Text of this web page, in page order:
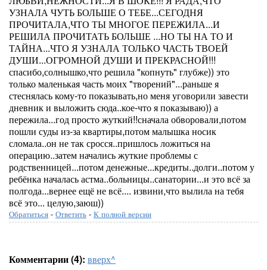
УЗНАЛА ЧУТЬ БОЛЬШЕ О ТЕБЕ...СЕГОДНЯ
ПРОЧИТАЛА,ЧТО ТЫ МНОГОЕ ПЕРЕЖИЛА...И
РЕШИЛА ПРОЧИТАТЬ БОЛЬШЕ ...НО ТЫ НА ТО И
ТАЙНА...ЧТО Я УЗНАЛА ТОЛЬКО ЧАСТЬ ТВОЕЙ
ДУШИ...ОГРОМНОЙ ДУШИ И ПРЕКРАСНОЙ!!!
спасибо,солнышко,что решила "копнуть" глубже)) это
только маленькая часть моих "творений"...раньше я
стеснялась кому-то показывать,но меня уговорили завести
дневник и выложить сюда..кое-что я показываю)) а
пережила...год просто жуткий!!сначала обворовали,потом
пошли суды из-за квартиры,потом малышка носик
сломала..он не так сросся..пришлось ложиться на
операцию..затем начались жуткие проблемы с
родственницей...потом денежные...кредиты..долги..потом у
ребёнка началась астма..больницы..санатории...и это всё за
полгода...вернее ещё не всё.... извини,что вылила на тебя
всё это... целую,заюш))
Обратиться - Ответить - К полной версии
Комментарии (4): вверх^